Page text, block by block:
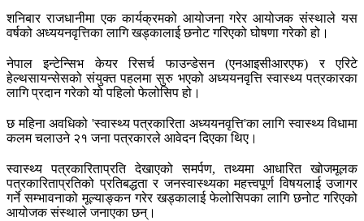
शनिबार राजधानीमा एक कार्यक्रमको आयोजना गरेर आयोजक संस्थाले यस
वर्षको अध्ययनवृत्तिका लागि खड्कालाई छनोट गरिएको घोषणा गरेको हो।
नेपाल इन्टेन्सिभ केयर रिसर्च फाउन्डेसन (एनआइसीआरएफ) र एरिटे
हेल्थसायन्सेसको संयुक्त पहलमा सुरु भएको अध्ययनवृत्ति स्वास्थ्य पत्रकारका
लागि प्रदान गरेको यो पहिलो फेलोसिप हो।
छ महिना अवधिको 'स्वास्थ्य पत्रकारिता अध्ययनवृत्ति'का लागि स्वास्थ्य विधामा
कलम चलाउने २१ जना पत्रकारले आवेदन दिएका थिए।
स्वास्थ्य पत्रकारिताप्रति देखाएको समर्पण, तथ्यमा आधारित खोजमूलक
पत्रकारिताप्रतिको प्रतिबद्धता र जनस्वास्थ्यका महत्त्वपूर्ण विषयलाई उजागर
गर्ने सम्भावनाको मूल्याङ्कन गरेर खड्कालाई फेलोसिपका लागि छनोट गरिएको
आयोजक संस्थाले जनाएका छन्।